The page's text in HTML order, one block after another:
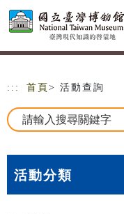
跳到主要內容
網站導覽
::: 首頁 > 活動查詢
活動分類